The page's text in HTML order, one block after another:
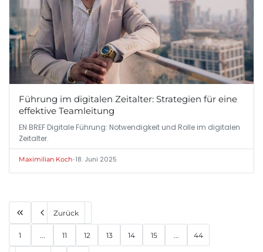
Führung im digitalen Zeitalter: Strategien für eine
effektive Teamleitung
EN BREF Digitale Führung: Notwendigkeit und Rolle im digitalen
Zeitalter.
Maximilian Koch•18. Juni 2025
Zurück
1 ... 11 12 13 14 15 ... 44